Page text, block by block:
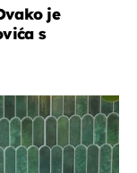
je
s